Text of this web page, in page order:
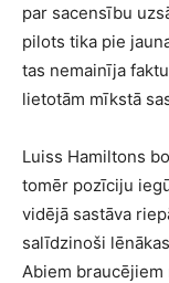
par sacensību
pilots tika pie
tas nemainīja
lietotām mīkstā
Luiss Hamiltons
tomēr pozīciju
vidējā sastāva
salīdzinoši
Abiem